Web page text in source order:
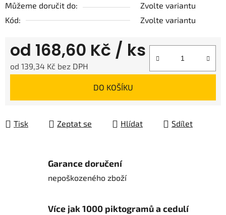
Můžeme doručit do:
Zvolte variantu
Kód:
Zvolte variantu
od 168,60 Kč / ks
od 139,34 Kč bez DPH
DO KOŠÍKU
Tisk Zeptat se Hlídat Sdílet
Garance doručení
nepoškozeného zboží
Více jak 1000 piktogramů a cedulí